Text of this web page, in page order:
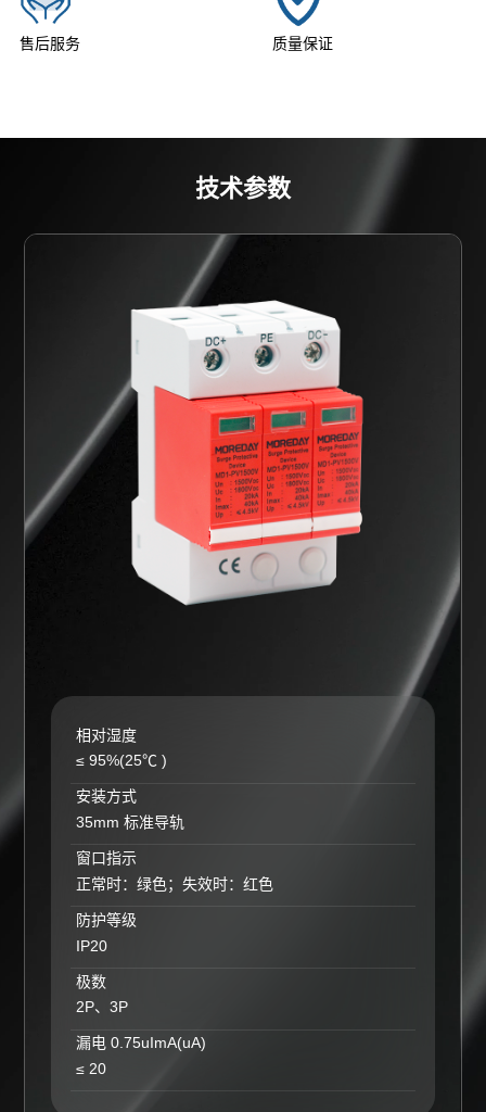
售后服务 质量保证
技术参数
相对湿度
≤ 95%(25℃ )
安装方式
35mm 标准导轨
窗口指示
正常时：绿色；失效时：红色
防护等级
IP20
极数
2P、3P
漏电 0.75uImA(uA)
≤ 20